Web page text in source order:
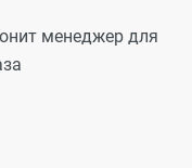
менеджер для